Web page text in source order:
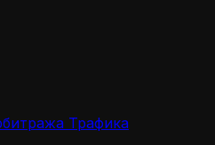
Трафика